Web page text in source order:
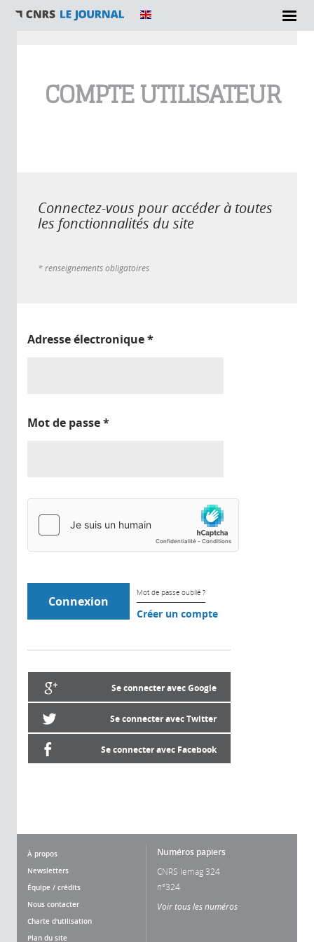
COMPTE UTILISATEUR
Connectez-vous pour accéder à toutes
les fonctionnalités du site
* renseignements obligatoires
Adresse électronique*
Mot de passe*
Mot de passe oublié ?
Créer un compte
Se connecter avec Google
Se connecter avec Twitter
Se connecter avec Facebook
À propos
Newsletters
Équipe / crédits
Nous contacter
Charte d'utilisation
Plan du site
Numéros papiers
CNRS lemag 324
n°324
Voir tous les numéros